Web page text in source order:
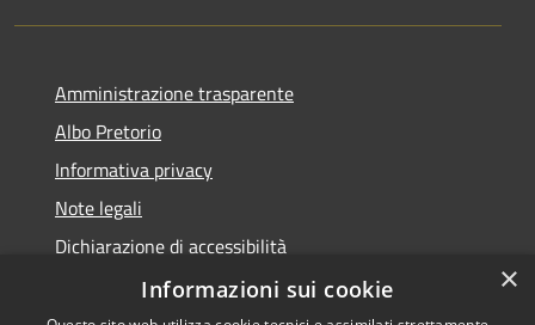
Amministrazione trasparente
Albo Pretorio
Informativa privacy
Note legali
Dichiarazione di accessibilità
×
Informazioni sui cookie